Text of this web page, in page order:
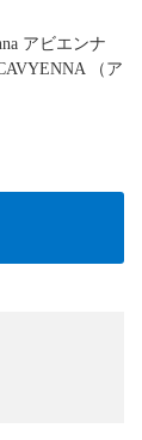
アビエンナ
（ア